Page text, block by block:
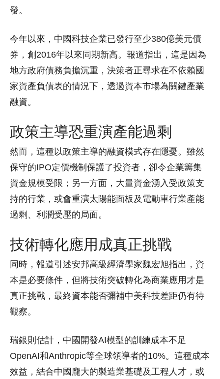
發。
今年以來，中國科技企業已發行至少380億美元債
券，創2016年以來同期新高。報道指出，這是因為
地方政府債務負擔沉重，決策者正尋求在不依賴國
家資產負債表的情況下，透過資本市場為關鍵產業
融資。
政策主導恐重演產能過剩
然而，這種以政策主導的融資模式存在隱憂。雖然
保守的IPO定價機制保護了投資者，卻令企業籌集
資金規模受限；另一方面，大量資金湧入受政策支
持的行業，或會重演太陽能面板及電動車行業產能
過剩、利潤受壓的局面。
技術轉化應用成真正挑戰
同時，報道引述安邦高級經濟學家魏宏旭指出，資
本是必要條件，但將技術突破轉化為商業應用才是
真正挑戰，最終資本能否彌補中美科技差距仍有待
觀察。
瑞銀則估計，中國開發AI模型的訓練成本不足
OpenAI和Anthropic等全球領導者的10%。這種成本
效益，結合中國龐大的製造業基礎及工程人才，或